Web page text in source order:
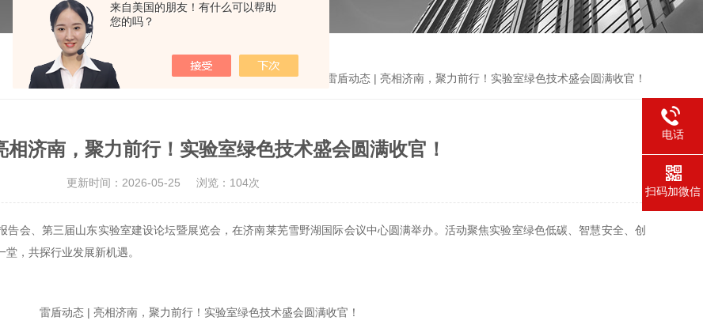
来自美国的朋友！有什么可以帮助
您的吗？
首页>新闻动态 > 雷盾动态 | 亮相济南，聚力前行！实验室绿色技术盛会圆满收官！
相济南，聚力前行！实验室绿色技术盛会圆满收官！
更新时间：2026-05-25 浏览：104次
会、第三届山东实验室建设论坛暨展览会，在济南莱芜雪野湖国际会议中心圆满举办。活动聚焦实验室绿色低碳、智慧安全、创
，共探行业发展新机遇。
电话
扫码加微信